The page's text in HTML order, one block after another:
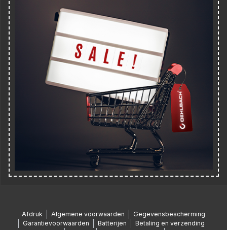
Afdruk Algemene voorwaarden
Gegevensbescherming
Garantievoorwaarden
Batterijen
Betaling en verzending